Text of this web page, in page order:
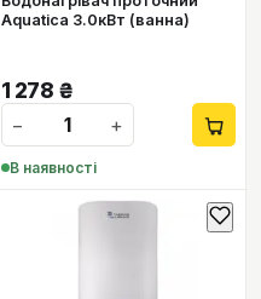
Aquatica 3.0кВт (ванна)
1 278 ₴
−
+
В наявності